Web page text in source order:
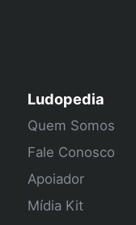
Ludopedia
Quem Somos
Fale Conosco
Apoiador
Mídia Kit